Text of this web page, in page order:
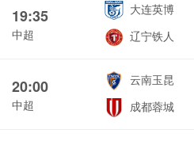
19:35
中超
大连英博
辽宁铁人
20:00
中超
云南玉昆
成都蓉城